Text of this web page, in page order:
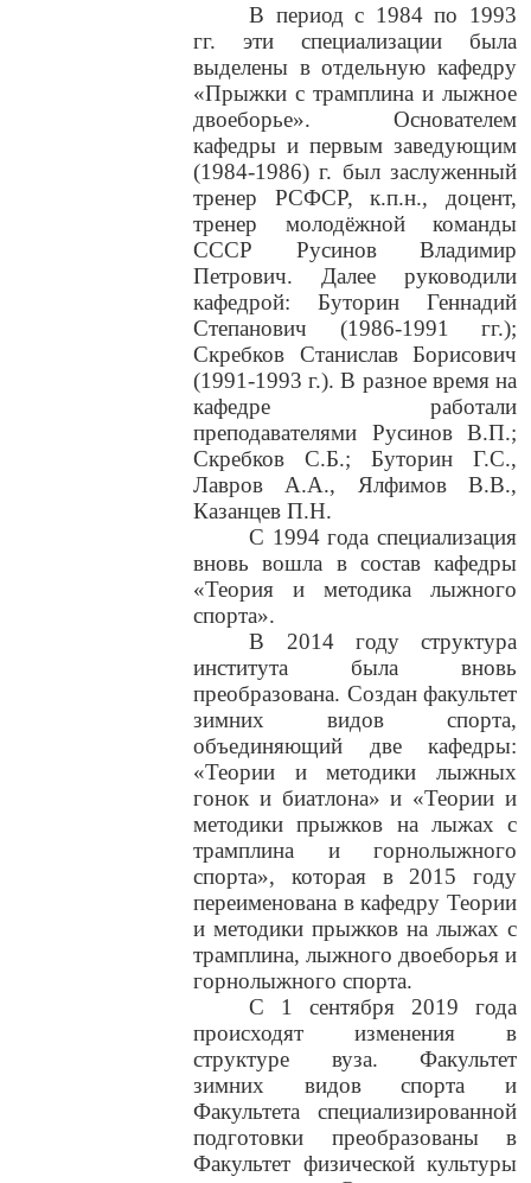
В период с 1984 по 1993
гг. эти специализации была
выделены в отдельную кафедру
«Прыжки с трамплина и лыжное
двоеборье». Основателем
кафедры и первым заведующим
(1984-1986) г. был заслуженный
тренер РСФСР, к.п.н., доцент,
тренер молодёжной команды
СССР Русинов Владимир
Петрович. Далее руководили
кафедрой: Буторин Геннадий
Степанович (1986-1991 гг.);
Скребков Станислав Борисович
(1991-1993 г.). В разное время на
кафедре работали
преподавателями Русинов В.П.;
Скребков С.Б.; Буторин Г.С.,
Лавров А.А., Ялфимов В.В.,
Казанцев П.Н.
С 1994 года специализация
вновь вошла в состав кафедры
«Теория и методика лыжного
спорта».
В 2014 году структура
института была вновь
преобразована. Создан факультет
зимних видов спорта,
объединяющий две кафедры:
«Теории и методики лыжных
гонок и биатлона» и «Теории и
методики прыжков на лыжах с
трамплина и горнолыжного
спорта», которая в 2015 году
переименована в кафедру Теории
и методики прыжков на лыжах с
трамплина, лыжного двоеборья и
горнолыжного спорта.
С 1 сентября 2019 года
происходят изменения в
структуре вуза. Факультет
зимних видов спорта и
Факультета специализированной
подготовки преобразованы в
Факультет физической культуры